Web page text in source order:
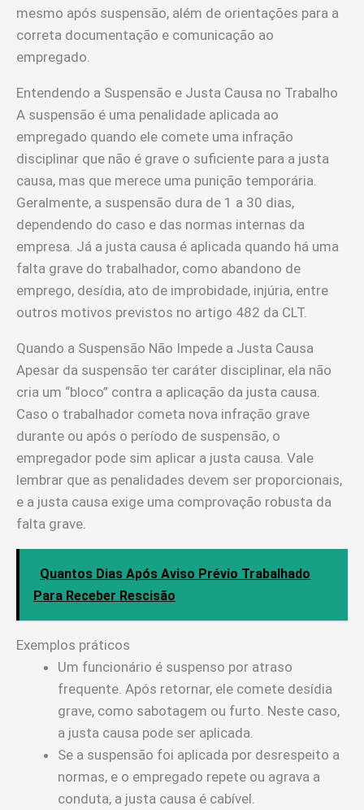
mesmo após suspensão, além de orientações para a
correta documentação e comunicação ao
empregado.
Entendendo a Suspensão e Justa Causa no Trabalho
A suspensão é uma penalidade aplicada ao
empregado quando ele comete uma infração
disciplinar que não é grave o suficiente para a justa
causa, mas que merece uma punição temporária.
Geralmente, a suspensão dura de 1 a 30 dias,
dependendo do caso e das normas internas da
empresa. Já a justa causa é aplicada quando há uma
falta grave do trabalhador, como abandono de
emprego, desídia, ato de improbidade, injúria, entre
outros motivos previstos no artigo 482 da CLT.
Quando a Suspensão Não Impede a Justa Causa
Apesar da suspensão ter caráter disciplinar, ela não
cria um “bloco” contra a aplicação da justa causa.
Caso o trabalhador cometa nova infração grave
durante ou após o período de suspensão, o
empregador pode sim aplicar a justa causa. Vale
lembrar que as penalidades devem ser proporcionais,
e a justa causa exige uma comprovação robusta da
falta grave.
Quantos Dias Após Aviso Prévio Trabalhado
Para Receber Rescisão
Exemplos práticos
Um funcionário é suspenso por atraso
frequente. Após retornar, ele comete desídia
grave, como sabotagem ou furto. Neste caso,
a justa causa pode ser aplicada.
Se a suspensão foi aplicada por desrespeito a
normas, e o empregado repete ou agrava a
conduta, a justa causa é cabível.